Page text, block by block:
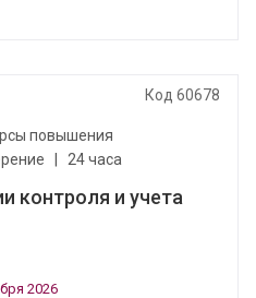
Код 60678
повышения
24 часа
контроля и учета
2026